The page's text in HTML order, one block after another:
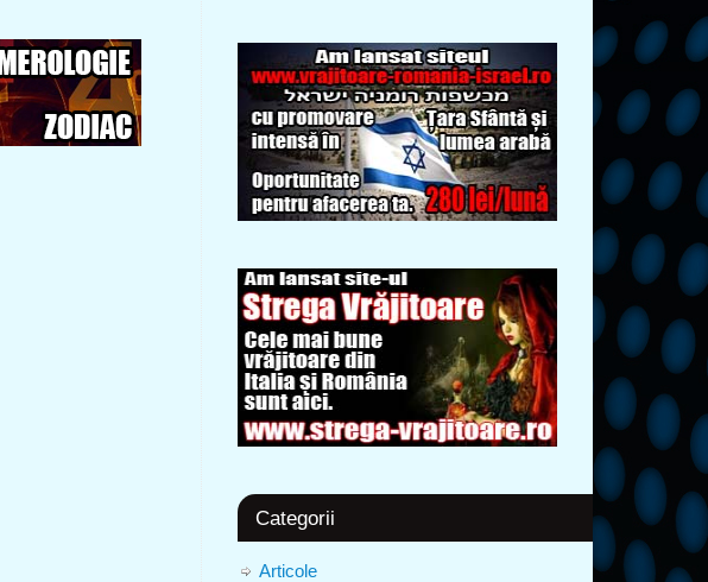
Categorii
Articole